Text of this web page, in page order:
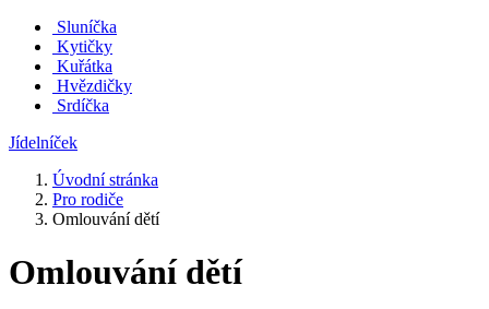
Sluníčka
Kytičky
Kuřátka
Hvězdičky
Srdíčka
Jídelníček
Úvodní stránka
Pro rodiče
Omlouvání dětí
Omlouvání dětí